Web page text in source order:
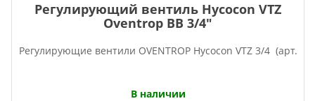
Регулирующий вентиль Hycocon VTZ
Oventrop ВВ 3/4″
Регулирующие вентили OVENTROP Hycocon VTZ 3/4 (арт.
В наличии